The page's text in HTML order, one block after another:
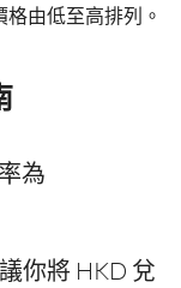
由低至高排列。
為
你將 HKD 兌